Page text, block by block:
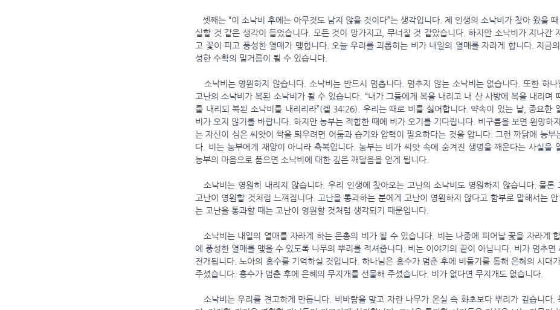
실할 것 같은 생각이 들었습니다. 모든 것이 망가지고, 무너질 것 같았습니다. 하지만 소낙비가 지나간
고 꽃이 피고 풍성한 열매가 맺힙니다. 오늘 우리를 괴롭히는 비가 내일의 열매를 자라게 합니다. 지금
성한 수확의 밑거름이 될 수 있습니다.
고난의 소낙비가 복된 소낙비가 될 수 있습니다. “내가 그들에게 복을 내리고 내 산 사방에 복을 내리며
를 내리되 복된 소낙비를 내리리라”(겔 34:26). 우리는 때로 비를 싫어합니다. 약속이 있는 날, 중요한
비가 오지 않기를 바랍니다. 하지만 농부는 적합한 때에 비가 오기를 기다립니다. 비구름을 보면 원망하
는 자신이 심은 씨앗이 싹을 틔우려면 어둠과 습기와 압력이 필요하다는 것을 압니다. 그런 까닭에 농부
다. 비는 농부에게 재앙이 아니라 축복입니다. 농부는 비가 씨앗 속에 숨겨진 생명을 깨운다는 사실을
농부의 마음으로 품으면 소낙비에 대한 깊은 깨달음을 얻게 됩니다.
고난이 영원할 것처럼 느껴집니다. 고난을 통과하는 분에게 고난이 영원하지 않다고 함부로 말해서는
는 고난을 통과할 때는 고난이 영원할 것처럼 생각되기 때문입니다.
에 풍성한 열매를 맺을 수 있도록 나무의 뿌리를 적셔줍니다. 비는 이야기의 끝이 아닙니다. 비가 멈추면
전개됩니다. 노아의 홍수를 기억하실 것입니다. 하나님은 홍수가 멈춘 후에 비둘기를 통해 은혜의 시대
주셨습니다. 홍수가 멈춘 후에 은혜의 무지개를 선물해 주셨습니다. 비가 없다면 무지개도 없습니다.